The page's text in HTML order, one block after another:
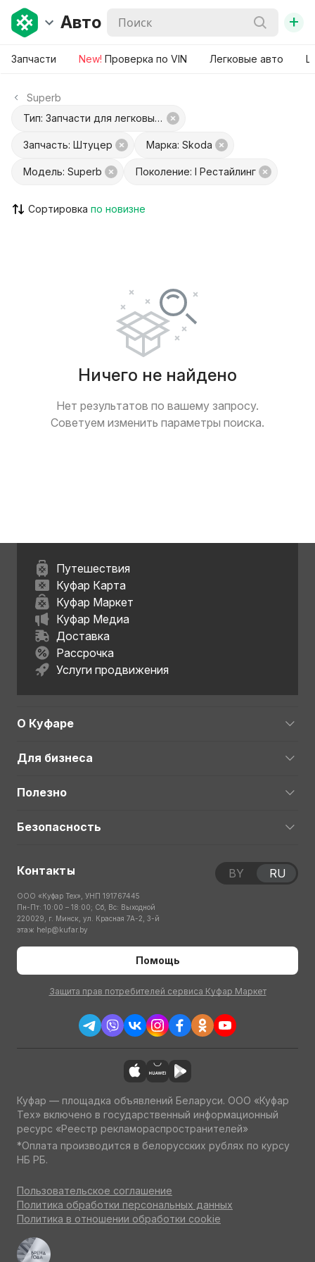
Авто +
Запчасти New! Проверка по VIN Легковые авто
Superb
Тип: Запчасти для легковых авто
Запчасть: Штуцер Марка: Skoda
Модель: Superb Поколение: I Рестайлинг
Сортировка
Ничего не найдено
Нет результатов по вашему запросу.
Советуем изменить параметры поиска.
Путешествия
Куфар Карта
Куфар Маркет
Куфар Медиа
Доставка
Рассрочка
Услуги продвижения
О Куфаре
Для бизнеса
Полезно
Безопасность
Контакты
ООО «Куфар Тех», УНП 191767445
Пн-Пт: 10:00 – 18:00; Сб, Вс: Выходной
220029, г. Минск, ул. Красная 7А-2, 3-й
этаж help@kufar.by
Помощь
Защита прав потребителей сервиса Куфар Маркет
BY RU
Куфар — площадка объявлений Беларуси. ООО «Куфар
Тех» включено в государственный информационный
ресурс «Реестр рекламораспространителей»
*Оплата производится в белорусских рублях по курсу
НБ РБ.
Пользовательское соглашение
Политика обработки персональных данных
Политика в отношении обработки cookie